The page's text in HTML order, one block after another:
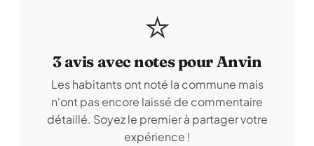
⭐
3 avis avec notes pour Anvin
Les habitants ont noté la commune mais
n'ont pas encore laissé de commentaire
détaillé. Soyez le premier à partager votre
expérience !